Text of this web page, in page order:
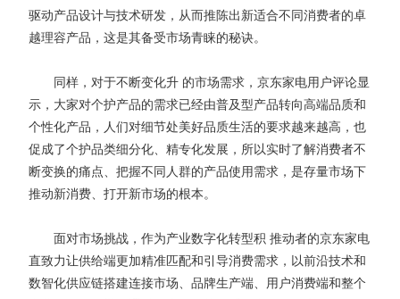
驱动产品设计与技术研发，从而推陈出新适合不同消费者的卓
越理容产品，这是其备受市场青睐的秘诀。
同样，对于不断变化升 的市场需求，京东家电用户评论显
示，大家对个护产品的需求已经由普及型产品转向高端品质和
个性化产品，人们对细节处美好品质生活的要求越来越高，也
促成了个护品类细分化、精专化发展，所以实时了解消费者不
断变换的痛点、把握不同人群的产品使用需求，是存量市场下
推动新消费、打开新市场的根本。
面对市场挑战，作为产业数字化转型积 推动者的京东家电
直致力让供给端更加精准匹配和引导消费需求，以前沿技术和
数智化供应链搭建连接市场、品牌生产端、用户消费端和整个